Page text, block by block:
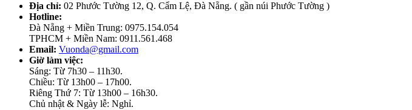
Địa chỉ: 02 Phước Tường 12, Q. Cẩm Lệ, Đà Nẵng. ( gần núi Phước Tường )
Hotline:
Đà Nẵng + Miền Trung: 0975.154.054
TPHCM + Miền Nam: 0911.561.468
Email: Vuonda@gmail.com
Giờ làm việc:
Sáng: Từ 7h30 – 11h30.
Chiều: Từ 13h00 – 17h00.
Riêng Thứ 7: Từ 13h00 – 16h30.
Chủ nhật & Ngày lễ: Nghỉ.